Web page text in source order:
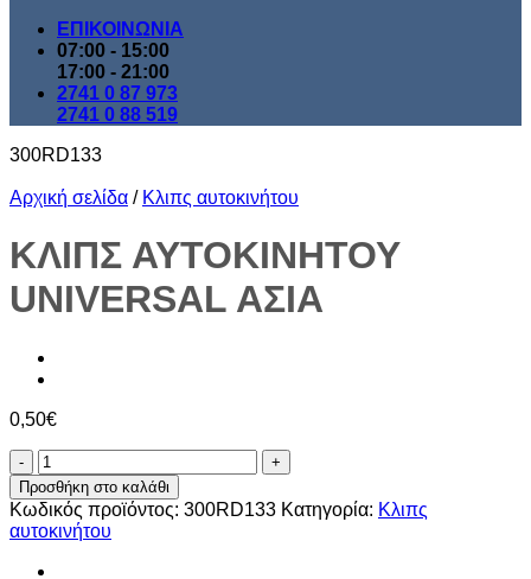
ΕΠΙΚΟΙΝΩΝΙΑ
07:00 - 15:00
17:00 - 21:00
2741 0 87 973
2741 0 88 519
300RD133
Αρχική σελίδα / Κλιπς αυτοκινήτου
KΛΙΠΣ ΑΥΤΟΚΙΝΗΤΟΥ
UNIVERSAL AΣIA
0,50€
KΛΙΠΣ
ΑΥΤΟΚΙΝΗΤΟΥ
UNIVERSAL
AΣIA
ποσότητα
Προσθήκη στο καλάθι
Κωδικός προϊόντος: 300RD133 Κατηγορία: Κλιπς
αυτοκινήτου